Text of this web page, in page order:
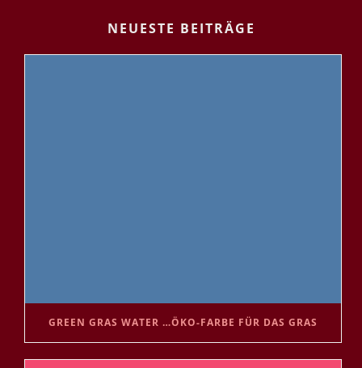
NEUESTE BEITRÄGE
GREEN GRAS WATER …ÖKO-FARBE FÜR DAS GRAS